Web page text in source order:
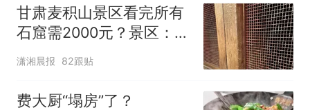
甘肃麦积山景区看完所有
石窟需2000元？景区：部
分石窟受特别保护，游客
潇湘晨报 82跟贴
费大厨“塌房”了？